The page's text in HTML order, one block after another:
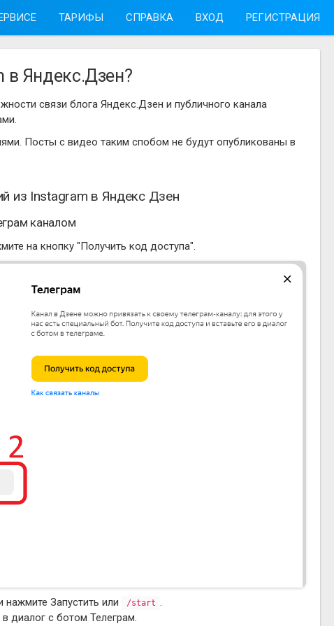
ТАРИФЫ СПРАВКА ВХОД РЕГИСТРАЦИЯ
в Яндекс.Дзен?
связи блога Яндекс.Дзен и публичного канала
Посты с видео таким спобом не будут опубликованы в
из Instagram в Яндекс Дзен
каналом
на кнопку "Получить код доступа".
нажмите Запустить или /start .
диалог с ботом Телеграм.